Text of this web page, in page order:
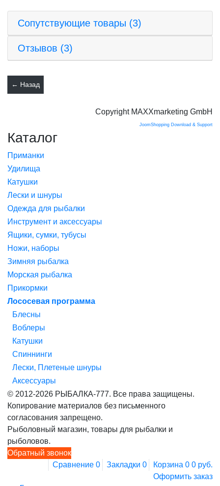
Сопутствующие товары (3)
Отзывов (3)
Copyright MAXXmarketing GmbH
JoomShopping Download & Support
Каталог
Приманки
Удилища
Катушки
Лески и шнуры
Одежда для рыбалки
Инструмент и аксессуары
Ящики, сумки, тубусы
Ножи, наборы
Зимняя рыбалка
Морская рыбалка
Прикормки
Лососевая программа
Блесны
Воблеры
Катушки
Спиннинги
Лески, Плетеные шнуры
Аксессуары
© 2012-2026 РЫБАЛКА-777. Все права защищены.
Копирование материалов без письменного
согласования запрещено.
Рыболовный магазин, товары для рыбалки и
рыболовов.
Обратный звонок
Сравнение 0 Закладки 0 Корзина 0 0 руб.
Оформить заказ